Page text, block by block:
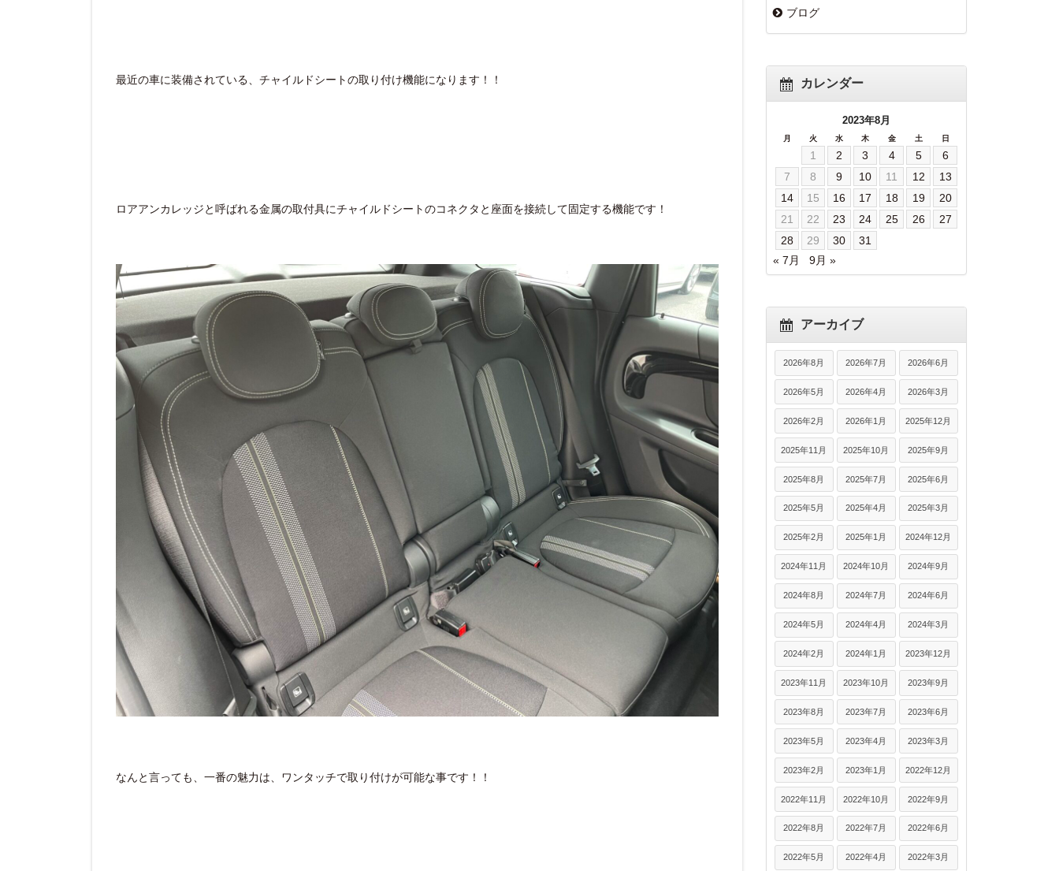
最近の車に装備されている、チャイルドシートの取り付け機能になります！！
ロアアンカレッジと呼ばれる金属の取付具にチャイルドシートのコネクタと座面を接続して固定する機能です！
なんと言っても、一番の魅力は、ワンタッチで取り付けが可能な事です！！
ブログ
カレンダー
2023年8月
月 火 水 木 金 土 日
1 2 3 4 5
6
7
8 9 10 11 12
13
14
15 16 17 18 19
20
21
22 23 24 25 26
27
28
29 30
31
« 7月
9月 »
アーカイブ
2026年8月 2026年7月 2026年6月
2026年5月 2026年4月 2026年3月
2026年2月 2026年1月 2025年12月
2025年11月 2025年10月 2025年9月
2025年8月 2025年7月 2025年6月
2025年5月 2025年4月 2025年3月
2025年2月 2025年1月 2024年12月
2024年11月 2024年10月 2024年9月
2024年8月 2024年7月 2024年6月
2024年5月 2024年4月 2024年3月
2024年2月 2024年1月 2023年12月
2023年11月 2023年10月 2023年9月
2023年8月 2023年7月 2023年6月
2023年5月 2023年4月 2023年3月
2023年2月 2023年1月 2022年12月
2022年11月 2022年10月 2022年9月
2022年8月 2022年7月 2022年6月
2022年5月 2022年4月 2022年3月